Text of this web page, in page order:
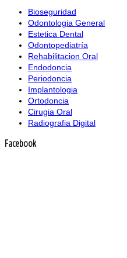
Bioseguridad
Odontologia General
Estetica Dental
Odontopediatría
Rehabilitacion Oral
Endodoncia
Periodoncia
Implantologia
Ortodoncia
Cirugia Oral
Radiografia Digital
Facebook